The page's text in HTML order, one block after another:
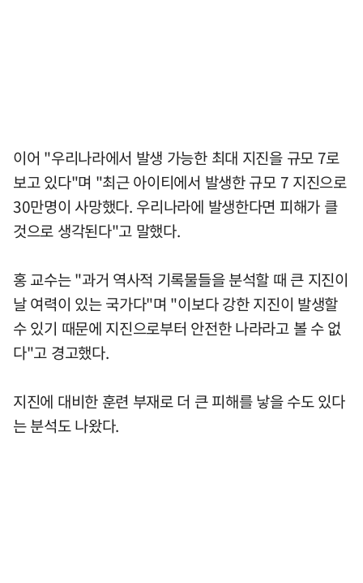
이어 "우리나라에서 발생 가능한 최대 지진을 규모 7로
보고 있다"며 "최근 아이티에서 발생한 규모 7 지진으로
30만명이 사망했다. 우리나라에 발생한다면 피해가 클
것으로 생각된다"고 말했다.
홍 교수는 "과거 역사적 기록물들을 분석할 때 큰 지진이
날 여력이 있는 국가다"며 "이보다 강한 지진이 발생할
수 있기 때문에 지진으로부터 안전한 나라라고 볼 수 없
다"고 경고했다.
지진에 대비한 훈련 부재로 더 큰 피해를 낳을 수도 있다
는 분석도 나왔다.